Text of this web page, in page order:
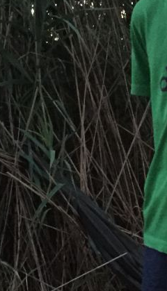
16.08. - 19.08.18
Manuela Gracz
Markus Stöcklein
Jupp Hagen